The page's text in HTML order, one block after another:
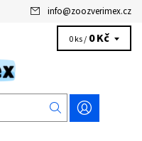
info@zoozverimex.cz
0 ks / 0 Kč